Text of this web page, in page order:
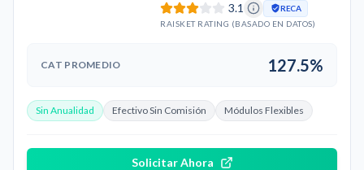
3.1
RECA
RAISKET RATING (BASADO EN DATOS)
CAT PROMEDIO 127.5%
Sin Anualidad Efectivo Sin Comisión Módulos Flexibles
Solicitar Ahora